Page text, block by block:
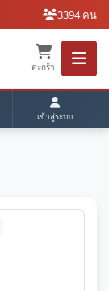
3394 คน
ตะกร้า
เข้าสู่ระบบ